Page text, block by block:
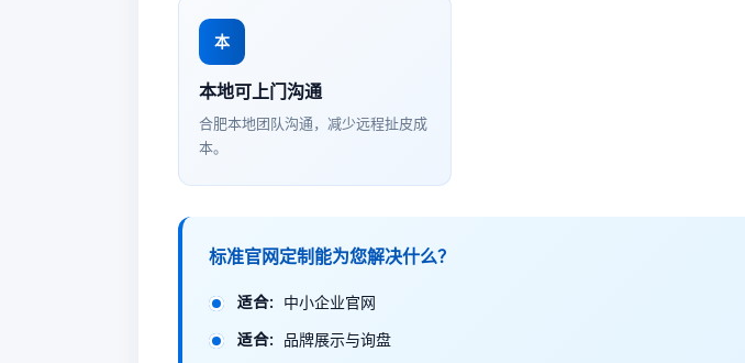
本
本地可上门沟通
合肥本地团队沟通，减少远程扯皮成
本。
标准官网定制能为您解决什么？
适合： 中小企业官网
适合： 品牌展示与询盘